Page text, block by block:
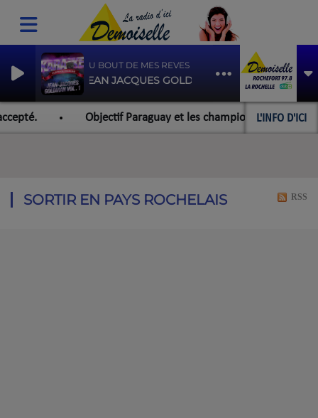
AU BOUT DE MES REVES
JEAN JACQUES GOLDMAN
L'INFO D'ICI
Objectif Paraguay et les championnats du
SORTIR EN PAYS ROCHELAIS RSS